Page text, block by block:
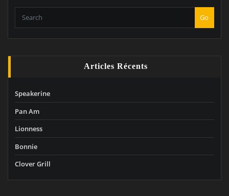
Go
Articles Récents
Speakerine
Pan Am
Lionness
Bonnie
Clover Grill